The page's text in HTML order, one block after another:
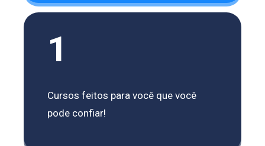
1
Cursos feitos para você que você
pode confiar!